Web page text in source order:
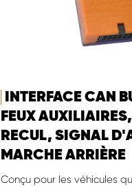
INTERFACE CAN
FEUX
RECUL, SIGNAL
MARCHE ARRIÈRE
Conçu pour les véhicules